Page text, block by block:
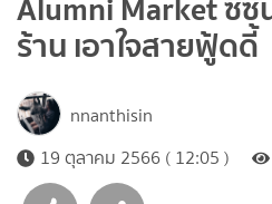
ร้าน เอาใจสายฟู้ดดี้
nnanthisin
19 ตุลาคม 2566 ( 12:05 )